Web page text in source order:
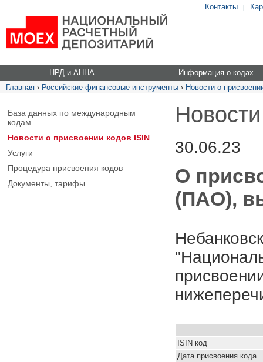
Контакты |
НРД и АННА
Информация о кодах
Главная › Российские финансовые инструменты › Новости о
База данных по международным
кодам
Новости о присвоении кодов ISIN
Услуги
Процедура присвоения кодов
Документы, тарифы
30.06.23
О
(ПАО),
ISIN код
Дата присвоения кода